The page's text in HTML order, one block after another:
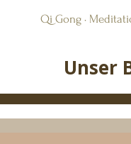
Qi Gong ·
Unser